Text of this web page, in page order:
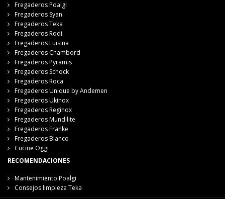
Fregaderos Poalgi
Fregaderos Syan
Fregaderos Teka
Fregaderos Rodi
Fregaderos Luisina
Fregaderos Chambord
Fregaderos Pyramis
Fregaderos Schock
Fregaderos Roca
Fregaderos Unique by Andemen
Fregaderos Ukinox
Fregaderos Reginox
Fregaderos Mundilite
Fregaderos Franke
Fregaderos Blanco
Cucine Oggi
RECOMENDACIONES
Mantenimiento Poalgi
Consejos limpieza Teka